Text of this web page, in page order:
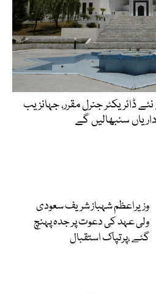
وزیراعظم شہباز شریف سعودی
ولی عہد کی دعوت پر جدہ پہنچ
گئے ،پرتپاک استقبال
ڈائریکٹر جنرل مقرر، جہانزیب
سنبھالیں گے